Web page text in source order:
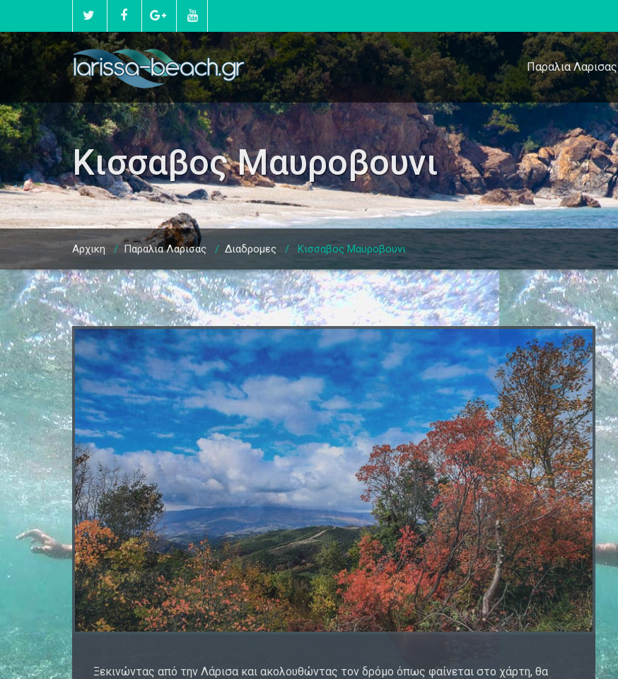
Παραλια Λαρισας
Κισσαβος Μαυροβουνι
Αρχικη / Παραλια Λαρισας / Διαδρομες / Κισσαβος Μαυροβουνι
Ξεκινώντας από την Λάρισα και ακολουθώντας τον δρόμο όπως φαίνεται στο χάρτη, θα